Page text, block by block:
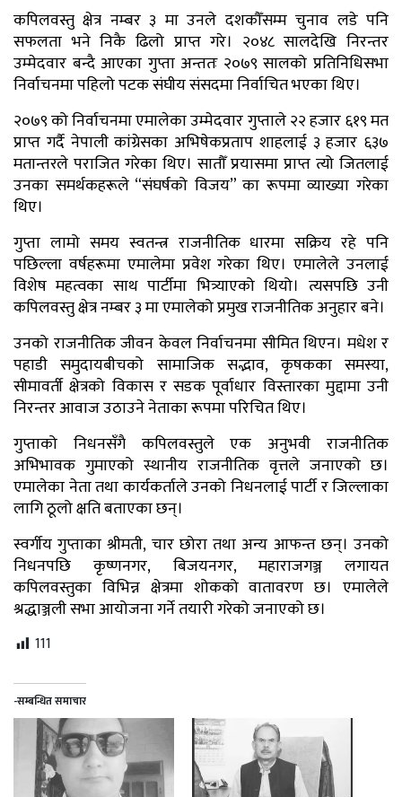
कपिलवस्तु क्षेत्र नम्बर ३ मा उनले दशकौँसम्म चुनाव लडे पनि
सफलता भने निकै ढिलो प्राप्त गरे। २०४८ सालदेखि निरन्तर
उम्मेदवार बन्दै आएका गुप्ता अन्ततः २०७९ सालको प्रतिनिधिसभा
निर्वाचनमा पहिलो पटक संघीय संसदमा निर्वाचित भएका थिए।
२०७९ को निर्वाचनमा एमालेका उम्मेदवार गुप्ताले २२ हजार ६१९ मत
प्राप्त गर्दै नेपाली कांग्रेसका अभिषेकप्रताप शाहलाई ३ हजार ६३७
मतान्तरले पराजित गरेका थिए। सातौँ प्रयासमा प्राप्त त्यो जितलाई
उनका समर्थकहरूले “संघर्षको विजय” का रूपमा व्याख्या गरेका
थिए।
गुप्ता लामो समय स्वतन्त्र राजनीतिक धारमा सक्रिय रहे पनि
पछिल्ला वर्षहरूमा एमालेमा प्रवेश गरेका थिए। एमालेले उनलाई
विशेष महत्वका साथ पार्टीमा भित्र्याएको थियो। त्यसपछि उनी
कपिलवस्तु क्षेत्र नम्बर ३ मा एमालेको प्रमुख राजनीतिक अनुहार बने।
उनको राजनीतिक जीवन केवल निर्वाचनमा सीमित थिएन। मधेश र
पहाडी समुदायबीचको सामाजिक सद्भाव, कृषकका समस्या,
सीमावर्ती क्षेत्रको विकास र सडक पूर्वाधार विस्तारका मुद्दामा उनी
निरन्तर आवाज उठाउने नेताका रूपमा परिचित थिए।
गुप्ताको निधनसँगै कपिलवस्तुले एक अनुभवी राजनीतिक
अभिभावक गुमाएको स्थानीय राजनीतिक वृत्तले जनाएको छ।
एमालेका नेता तथा कार्यकर्ताले उनको निधनलाई पार्टी र जिल्लाका
लागि ठूलो क्षति बताएका छन्।
स्वर्गीय गुप्ताका श्रीमती, चार छोरा तथा अन्य आफन्त छन्। उनको
निधनपछि कृष्णनगर, बिजयनगर, महाराजगञ्ज लगायत
कपिलवस्तुका विभिन्न क्षेत्रमा शोकको वातावरण छ। एमालेले
श्रद्धाञ्जली सभा आयोजना गर्ने तयारी गरेको जनाएको छ।
111
-सम्बन्धित समाचार